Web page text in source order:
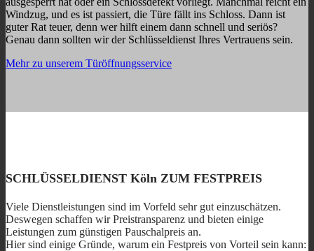
Windzug, und es ist passiert, die Türe fällt ins Schloss. Dann ist
guter Rat teuer, denn wer hilft einem dann schnell und seriös?
Genau dann sollten wir der Schlüsseldienst Ihres Vertrauens sein.
Mehr zu unserem Türöffnungsservice
SCHLÜSSELDIENST Köln ZUM FESTPREIS
Viele Dienstleistungen sind im Vorfeld sehr gut einzuschätzen.
Deswegen schaffen wir Preistransparenz und bieten einige
Leistungen zum günstigen Pauschalpreis an.
Hier sind einige Gründe, warum ein Festpreis von Vorteil sein kann: